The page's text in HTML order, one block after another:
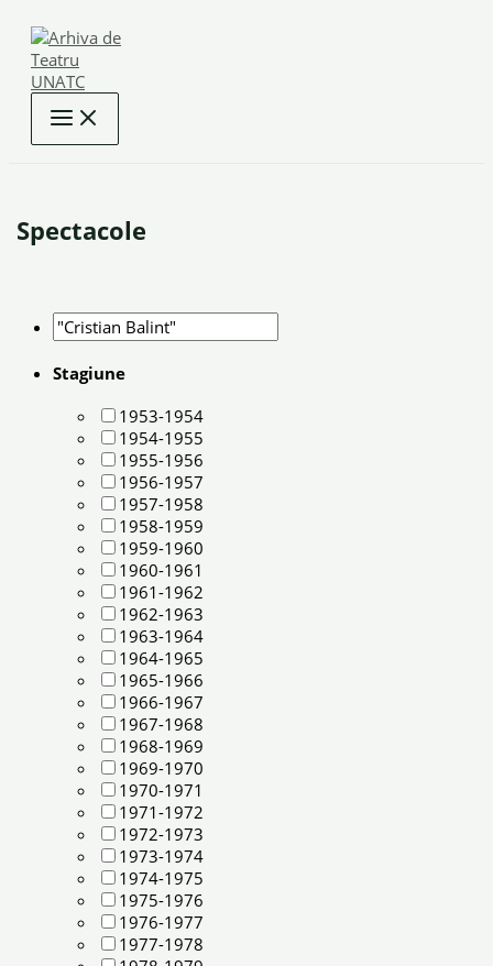
content
Spectacole
Stagiune
1953-1954
1954-1955
1955-1956
1956-1957
1957-1958
1958-1959
1959-1960
1960-1961
1961-1962
1962-1963
1963-1964
1964-1965
1965-1966
1966-1967
1967-1968
1968-1969
1969-1970
1970-1971
1971-1972
1972-1973
1973-1974
1974-1975
1975-1976
1976-1977
1977-1978